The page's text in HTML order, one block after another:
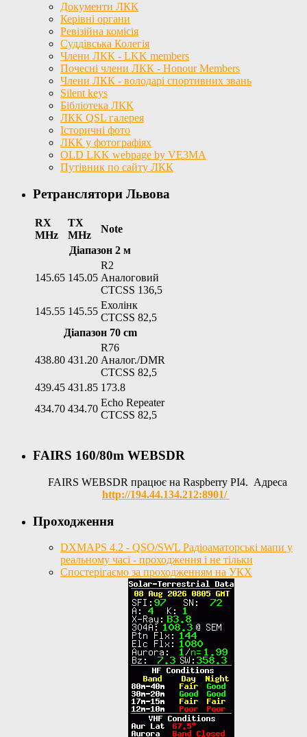
Документи ЛКК
Керівні органи
Ревізійна комісія
Суддівська Колегія
Члени ЛКК - LKK members
Почесні члени ЛКК - Honour Members
Члени ЛКК - володарі спортивних звань
Silent keys
Бібліотека ЛКК
ЛКК QSL галерея
Історичні фото
ЛКК у фотографіях
OLD LKK webpage by VE3MA
Путівник по сайту ЛКК
Ретранслятори Львова
RX
MHz
TX
MHz
Note
Діапазон 2 м
145.65 145.05
R2
Аналоговий
CTCSS 136,5
145.55 145.55
Ехолінк
CTCSS 82,5
Діапазон 70 cm
438.80 431.20
R76
Аналог./DMR
CTCSS 82,5
439.45 431.85 173.8
434.70 434.70
Echo Repeater
CTCSS 82,5
FAIRS 160/80m WEBSDR
FAIRS WEBSDR працює на Raspberry PI4. Адреса
http://194.44.134.212:8901/
Проходження
DXMAPS 4.2 - QSO/SWL Радіоаматорські мапи у
реальному часі - проходження і не тільки
Спостерігаємо за проходженням на УКХ